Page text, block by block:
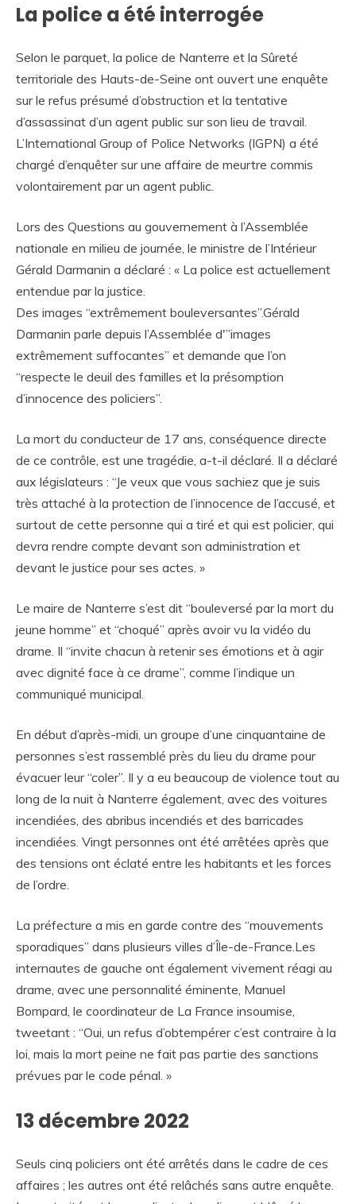
La police a été interrogée
Selon le parquet, la police de Nanterre et la Sûreté
territoriale des Hauts-de-Seine ont ouvert une enquête
sur le refus présumé d’obstruction et la tentative
d’assassinat d’un agent public sur son lieu de travail.
L’International Group of Police Networks (IGPN) a été
chargé d’enquêter sur une affaire de meurtre commis
volontairement par un agent public.
Lors des Questions au gouvernement à l’Assemblée
nationale en milieu de journée, le ministre de l’Intérieur
Gérald Darmanin a déclaré : « La police est actuellement
entendue par la justice.
Des images “extrêmement bouleversantes”.Gérald
Darmanin parle depuis l’Assemblée d'”images
extrêmement suffocantes” et demande que l’on
“respecte le deuil des familles et la présomption
d’innocence des policiers”.
La mort du conducteur de 17 ans, conséquence directe
de ce contrôle, est une tragédie, a-t-il déclaré. Il a déclaré
aux législateurs : “Je veux que vous sachiez que je suis
très attaché à la protection de l’innocence de l’accusé, et
surtout de cette personne qui a tiré et qui est policier, qui
devra rendre compte devant son administration et
devant le justice pour ses actes. »
Le maire de Nanterre s’est dit “bouleversé par la mort du
jeune homme” et “choqué” après avoir vu la vidéo du
drame. Il “invite chacun à retenir ses émotions et à agir
avec dignité face à ce drame”, comme l’indique un
communiqué municipal.
En début d’après-midi, un groupe d’une cinquantaine de
personnes s’est rassemblé près du lieu du drame pour
évacuer leur “coler”. Il y a eu beaucoup de violence tout au
long de la nuit à Nanterre également, avec des voitures
incendiées, des abribus incendiés et des barricades
incendiées. Vingt personnes ont été arrêtées après que
des tensions ont éclaté entre les habitants et les forces
de l’ordre.
La préfecture a mis en garde contre des “mouvements
sporadiques” dans plusieurs villes d’Île-de-France.Les
internautes de gauche ont également vivement réagi au
drame, avec une personnalité éminente, Manuel
Bompard, le coordinateur de La France insoumise,
tweetant : “Oui, un refus d’obtempérer c’est contraire à la
loi, mais la mort peine ne fait pas partie des sanctions
prévues par le code pénal. »
13 décembre 2022
Seuls cinq policiers ont été arrêtés dans le cadre de ces
affaires ; les autres ont été relâchés sans autre enquête.